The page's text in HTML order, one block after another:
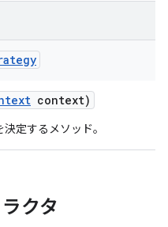
context)
定するメソッド。
クタ